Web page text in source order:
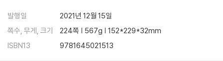
발행일
2021년 12월 15일
쪽수, 무게, 크기
224쪽 | 567g | 152*229*32mm
ISBN13
9781645021513